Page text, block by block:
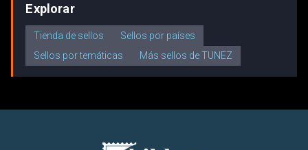
Explorar
Tienda de sellos
Sellos por países
Sellos por temáticas
Más sellos de TUNEZ